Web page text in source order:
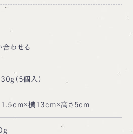
合わせる
ｇ（5個入）
横13cm×高さ5cm